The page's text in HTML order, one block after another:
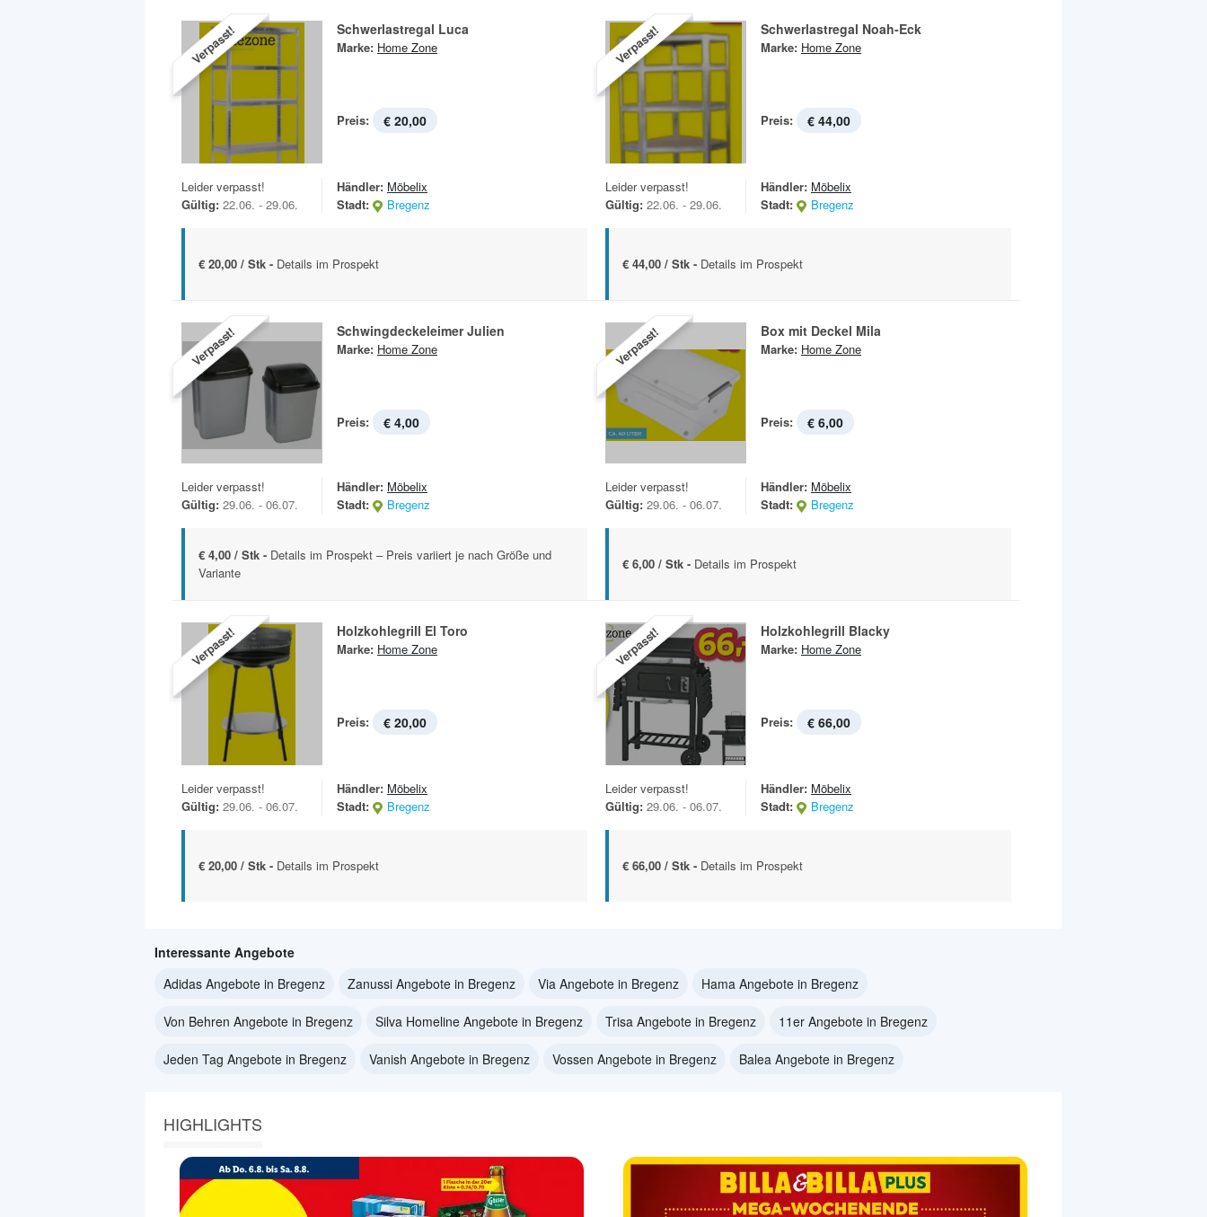
Verpasst! Schwerlastregal Luca
Marke: Home Zone
Preis: € 20,00
Leider verpasst!
Gültig: 22.06. - 29.06.
Händler: Möbelix
Stadt:
Bregenz
€ 20,00 / Stk - Details im Prospekt
Verpasst! Schwerlastregal Noah-Eck
Marke: Home Zone
Preis: € 44,00
Leider verpasst!
Gültig: 22.06. - 29.06.
Händler: Möbelix
Stadt:
Bregenz
€ 44,00 / Stk - Details im Prospekt
Verpasst! Schwingdeckeleimer Julien
Marke: Home Zone
Preis: € 4,00
Leider verpasst!
Gültig: 29.06. - 06.07.
Händler: Möbelix
Stadt:
Bregenz
€ 4,00 / Stk - Details im Prospekt – Preis variiert je nach Größe und
Variante
Verpasst! Box mit Deckel Mila
Marke: Home Zone
Preis: € 6,00
Leider verpasst!
Gültig: 29.06. - 06.07.
Händler: Möbelix
Stadt:
Bregenz
€ 6,00 / Stk - Details im Prospekt
Verpasst! Holzkohlegrill El Toro
Marke: Home Zone
Preis: € 20,00
Leider verpasst!
Gültig: 29.06. - 06.07.
Händler: Möbelix
Stadt:
Bregenz
€ 20,00 / Stk - Details im Prospekt
Verpasst! Holzkohlegrill Blacky
Marke: Home Zone
Preis: € 66,00
Leider verpasst!
Gültig: 29.06. - 06.07.
Händler: Möbelix
Stadt:
Bregenz
€ 66,00 / Stk - Details im Prospekt
Interessante Angebote
Adidas Angebote in Bregenz
Zanussi Angebote in Bregenz Via Angebote in Bregenz Hama Angebote in Bregenz
Von Behren Angebote in Bregenz Silva Homeline Angebote in Bregenz Trisa Angebote in Bregenz 11er Angebote in Bregenz
Jeden Tag Angebote in Bregenz Vanish Angebote in Bregenz Vossen Angebote in Bregenz Balea Angebote in Bregenz
HIGHLIGHTS